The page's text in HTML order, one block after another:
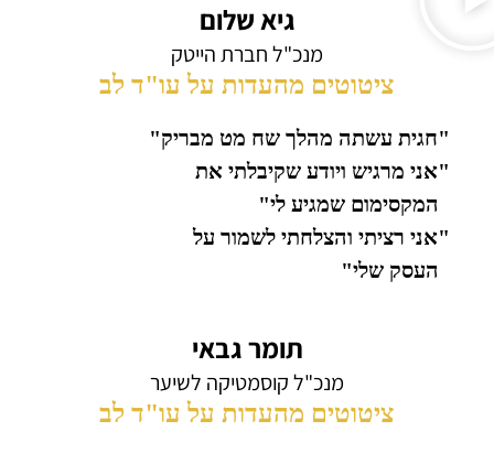
גיא שלום
מנכ"ל חברת הייטק
ציטוטים מהעדות על עו"ד לב
"חגית עשתה מהלך שח מט מבריק"
"אני מרגיש ויודע שקיבלתי את
המקסימום שמגיע לי"
"אני רציתי והצלחתי לשמור על
העסק שלי"
תומר גבאי
מנכ"ל קוסמטיקה לשיער
ציטוטים מהעדות על עו"ד לב